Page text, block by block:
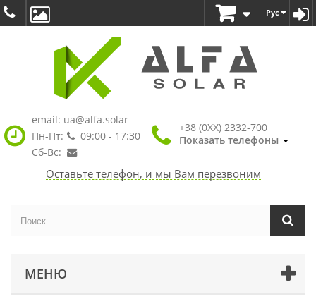
Рус
email: ua@alfa.solar
Пн-Пт:
09:00 - 17:30
Сб-Вс:
+38 (0XX) 2332-700
Показать телефоны
Оставьте телефон, и мы Вам перезвоним
МЕНЮ